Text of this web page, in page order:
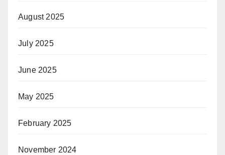
August 2025
July 2025
June 2025
May 2025
February 2025
November 2024